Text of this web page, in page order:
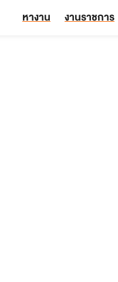
หางาน งานราชการ